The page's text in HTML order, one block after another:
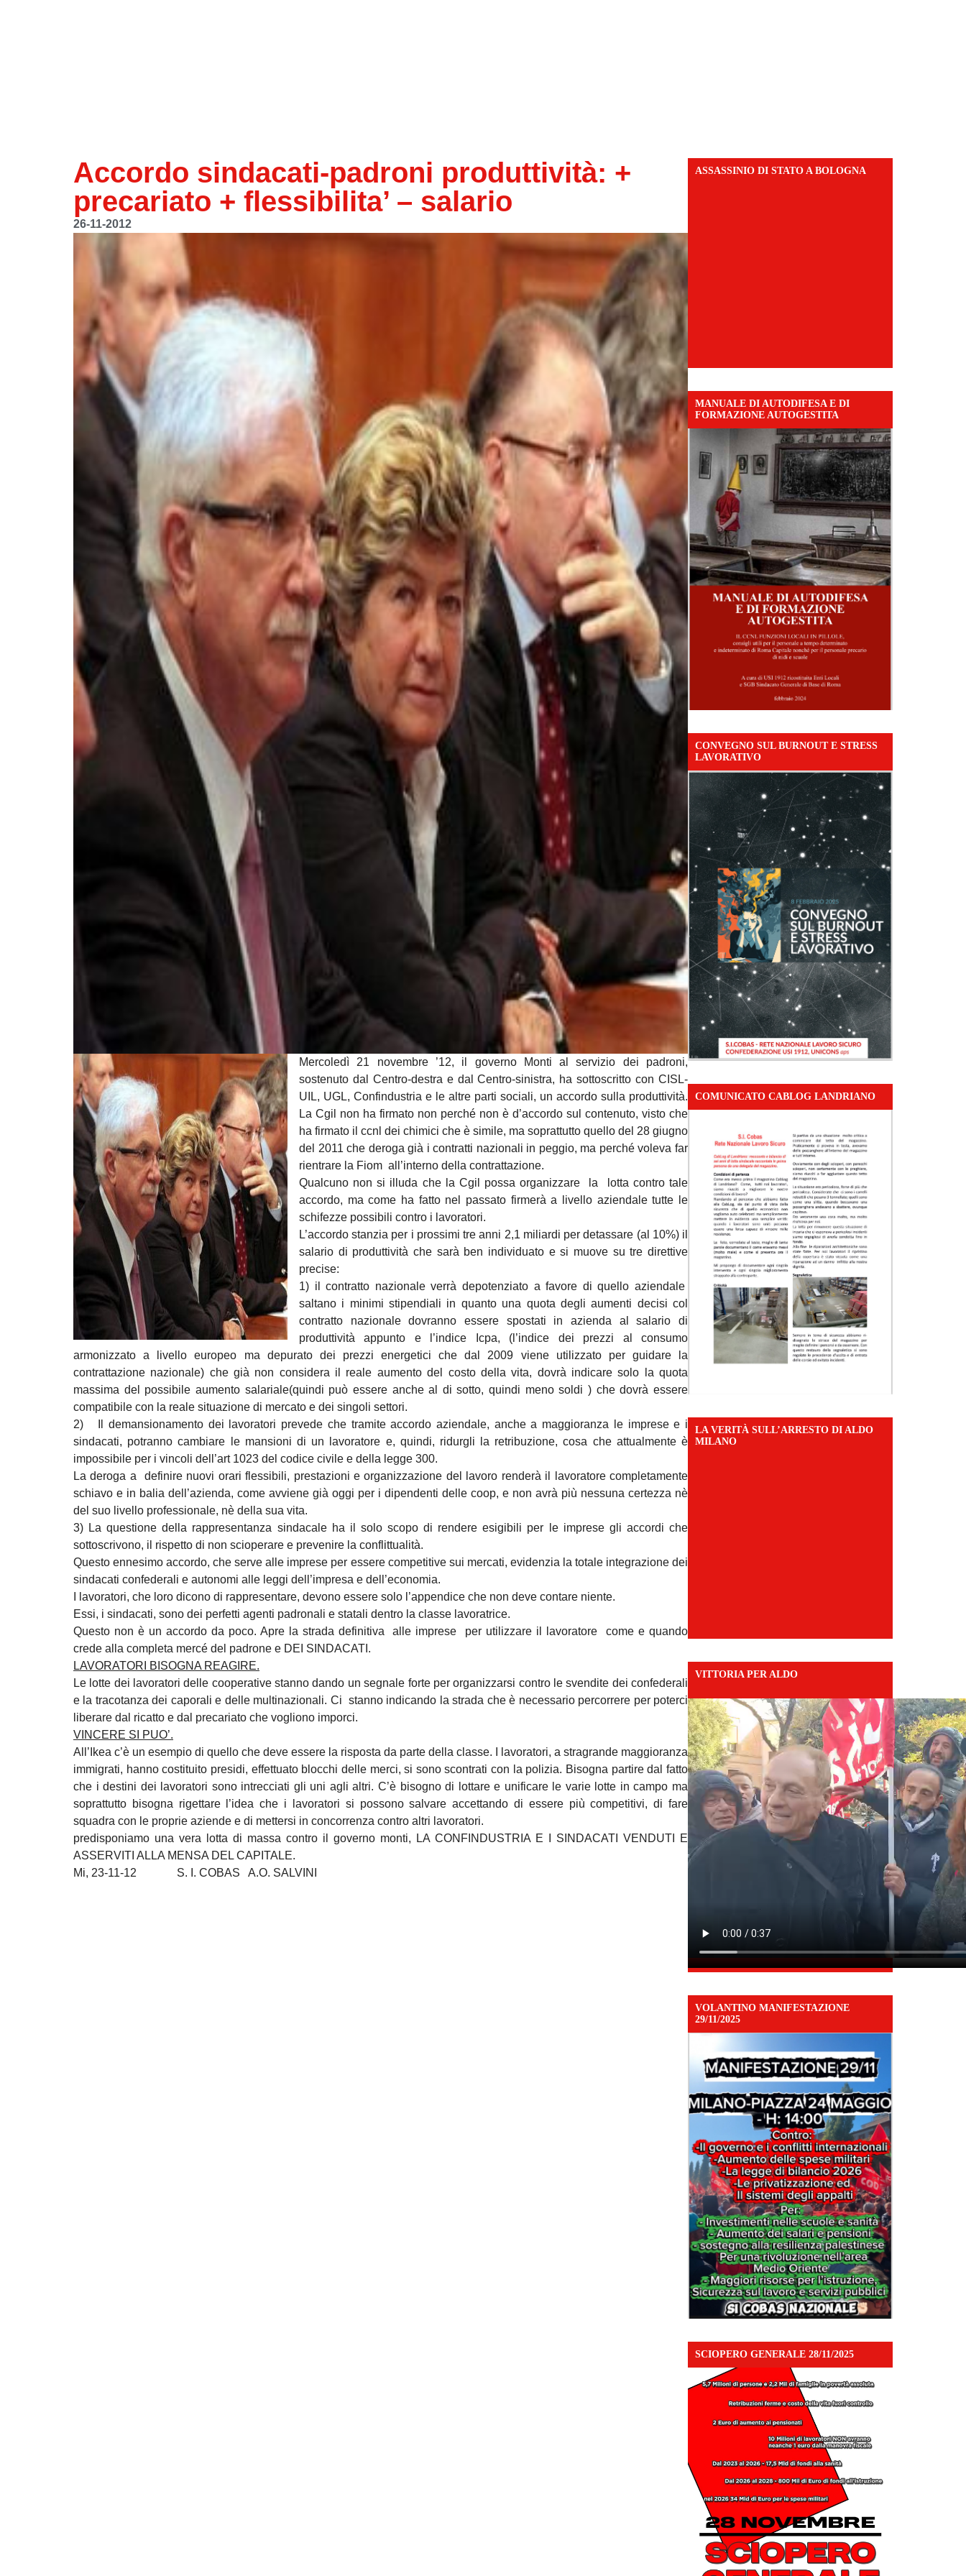
Accordo sindacati-padroni produttività: +
precariato + flessibilita’ – salario
26-11-2012
Mercoledì 21 novembre ’12, il governo Monti al servizio dei padroni,
sostenuto dal Centro-destra e dal Centro-sinistra, ha sottoscritto con CISL-
UIL, UGL, Confindustria e le altre parti sociali, un accordo sulla produttività.
La Cgil non ha firmato non perché non è d’accordo sul contenuto, visto che
ha firmato il ccnl dei chimici che è simile, ma soprattutto quello del 28 giugno
del 2011 che deroga già i contratti nazionali in peggio, ma perché voleva far
rientrare la Fiom all’interno della contrattazione.
Qualcuno non si illuda che la Cgil possa organizzare la lotta contro tale
accordo, ma come ha fatto nel passato firmerà a livello aziendale tutte le
schifezze possibili contro i lavoratori.
L’accordo stanzia per i prossimi tre anni 2,1 miliardi per detassare (al 10%) il
salario di produttività che sarà ben individuato e si muove su tre direttive
precise:
1) il contratto nazionale verrà depotenziato a favore di quello aziendale
saltano i minimi stipendiali in quanto una quota degli aumenti decisi col
contratto nazionale dovranno essere spostati in azienda al salario di
produttività appunto e l’indice Icpa, (l’indice dei prezzi al consumo
armonizzato a livello europeo ma depurato dei prezzi energetici che dal 2009 viene utilizzato per guidare la
contrattazione nazionale) che già non considera il reale aumento del costo della vita, dovrà indicare solo la quota
massima del possibile aumento salariale(quindi può essere anche al di sotto, quindi meno soldi ) che dovrà essere
compatibile con la reale situazione di mercato e dei singoli settori.
2) Il demansionamento dei lavoratori prevede che tramite accordo aziendale, anche a maggioranza le imprese e i
sindacati, potranno cambiare le mansioni di un lavoratore e, quindi, ridurgli la retribuzione, cosa che attualmente è
impossibile per i vincoli dell’art 1023 del codice civile e della legge 300.
La deroga a definire nuovi orari flessibili, prestazioni e organizzazione del lavoro renderà il lavoratore completamente
schiavo e in balia dell’azienda, come avviene già oggi per i dipendenti delle coop, e non avrà più nessuna certezza nè
del suo livello professionale, nè della sua vita.
3) La questione della rappresentanza sindacale ha il solo scopo di rendere esigibili per le imprese gli accordi che
sottoscrivono, il rispetto di non scioperare e prevenire la conflittualità.
Questo ennesimo accordo, che serve alle imprese per essere competitive sui mercati, evidenzia la totale integrazione dei
sindacati confederali e autonomi alle leggi dell’impresa e dell’economia.
I lavoratori, che loro dicono di rappresentare, devono essere solo l’appendice che non deve contare niente.
Essi, i sindacati, sono dei perfetti agenti padronali e statali dentro la classe lavoratrice.
Questo non è un accordo da poco. Apre la strada definitiva alle imprese per utilizzare il lavoratore come e quando
crede alla completa mercé del padrone e DEI SINDACATI.
LAVORATORI BISOGNA REAGIRE.
Le lotte dei lavoratori delle cooperative stanno dando un segnale forte per organizzarsi contro le svendite dei confederali
e la tracotanza dei caporali e delle multinazionali. Ci stanno indicando la strada che è necessario percorrere per poterci
liberare dal ricatto e dal precariato che vogliono imporci.
VINCERE SI PUO’.
All’Ikea c’è un esempio di quello che deve essere la risposta da parte della classe. I lavoratori, a stragrande maggioranza
immigrati, hanno costituito presidi, effettuato blocchi delle merci, si sono scontrati con la polizia. Bisogna partire dal fatto
che i destini dei lavoratori sono intrecciati gli uni agli altri. C’è bisogno di lottare e unificare le varie lotte in campo ma
soprattutto bisogna rigettare l’idea che i lavoratori si possono salvare accettando di essere più competitivi, di fare
squadra con le proprie aziende e di mettersi in concorrenza contro altri lavoratori.
predisponiamo una vera lotta di massa contro il governo monti, LA CONFINDUSTRIA E I SINDACATI VENDUTI E
ASSERVITI ALLA MENSA DEL CAPITALE.
Mi, 23-11-12 S. I. COBAS A.O. SALVINI
ASSASSINIO DI STATO A BOLOGNA
MANUALE DI AUTODIFESA E DI
FORMAZIONE AUTOGESTITA
CONVEGNO SUL BURNOUT E STRESS
LAVORATIVO
COMUNICATO CABLOG LANDRIANO
LA VERITÀ SULL’ARRESTO DI ALDO
MILANO
VITTORIA PER ALDO
VOLANTINO MANIFESTAZIONE
29/11/2025
SCIOPERO GENERALE 28/11/2025